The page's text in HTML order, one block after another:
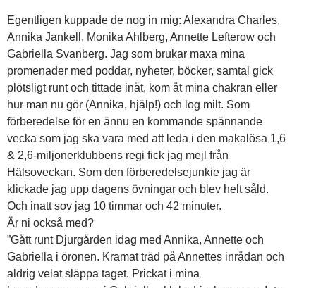
Egentligen kuppade de nog in mig: Alexandra Charles,
Annika Jankell, Monika Ahlberg, Annette Lefterow och
Gabriella Svanberg. Jag som brukar maxa mina
promenader med poddar, nyheter, böcker, samtal gick
plötsligt runt och tittade inåt, kom åt mina chakran eller
hur man nu gör (Annika, hjälp!) och log milt. Som
förberedelse för en ännu en kommande spännande
vecka som jag ska vara med att leda i den makalösa 1,6
& 2,6-miljonerklubbens regi fick jag mejl från
Hälsoveckan. Som den förberedelsejunkie jag är
klickade jag upp dagens övningar och blev helt såld.
Och inatt sov jag 10 timmar och 42 minuter.
Är ni också med?
”Gått runt Djurgården idag med Annika, Annette och
Gabriella i öronen. Kramat träd på Annettes inrådan och
aldrig velat släppa taget. Prickat i mina